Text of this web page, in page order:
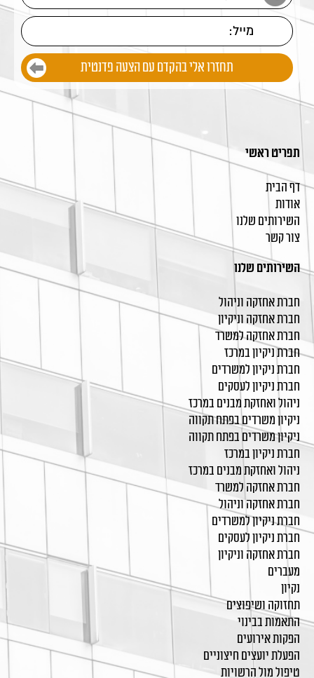
תפריט ראשי
דף הבית
אודות
השירותים שלנו
צור קשר
השירותים שלנו
חברת אחזקה וניהול
חברת אחזקה וניקיון
חברת אחזקה למשרד
חברת ניקיון במרכז
חברת ניקיון למשרדים
חברת ניקיון לעסקים
ניהול ואחזקת מבנים במרכז
ניקיון משרדים בפתח תקווה
ניקיון משרדים בפתח תקווה
חברת ניקיון במרכז
ניהול ואחזקת מבנים במרכז
חברת אחזקה למשרד
חברת אחזקה וניהול
חברת ניקיון למשרדים
חברת ניקיון לעסקים
חברת אחזקה וניקיון
מעברים
נקיון
תחזוקה ושיפוצים
התאמות בבינוי
הפקות אירועים
הפעלת יועצים חיצוניים
טיפול מול הרשויות